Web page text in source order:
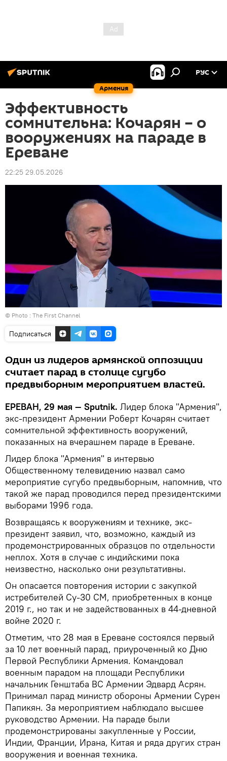
Армения
РУС
Эффективность
сомнительна: Кочарян – о
вооружениях на параде в
Ереване
22:25 29.05.2026
© Photo : The First Channel
Подписаться
Один из лидеров армянской оппозиции
считает парад в столице сугубо
предвыборным мероприятием властей.
ЕРЕВАН, 29 мая — Sputnik. Лидер блока "Армения",
экс-президент Армении Роберт Кочарян считает
сомнительной эффективность вооружений,
показанных на вчерашнем параде в Ереване.
Лидер блока "Армения" в интервью
Общественному телевидению назвал само
мероприятие сугубо предвыборным, напомнив, что
такой же парад проводился перед президентскими
выборами 1996 года.
Возвращаясь к вооружениям и технике, экс-
президент заявил, что, возможно, каждый из
продемонстрированных образцов по отдельности
неплох. Хотя в случае с индийскими пока
неизвестно, насколько они результативны.
Он опасается повторения истории с закупкой
истребителей Су-30 СМ, приобретенных в конце
2019 г., но так и не задействованных в 44-дневной
войне 2020 г.
Отметим, что 28 мая в Ереване состоялся первый
за 10 лет военный парад, приуроченный ко Дню
Первой Республики Армения. Командовал
военным парадом на площади Республики
начальник Генштаба ВС Армении Эдвард Асрян.
Принимал парад министр обороны Армении Сурен
Папикян. За мероприятием наблюдало высшее
руководство Армении. На параде были
продемонстрированы закупленные у России,
Индии, Франции, Ирана, Китая и ряда других стран
вооружения и военная техника.